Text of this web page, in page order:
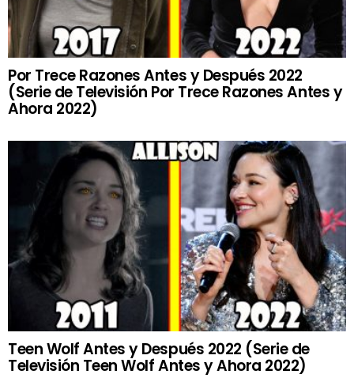
Por Trece Razones Antes y Después 2022
(Serie de Televisión Por Trece Razones Antes y
Ahora 2022)
Teen Wolf Antes y Después 2022 (Serie de
Televisión Teen Wolf Antes y Ahora 2022)